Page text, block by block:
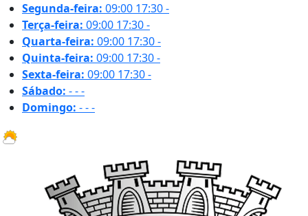
Segunda-feira: 09:00 17:30-
Terça-feira: 09:00 17:30-
Quarta-feira: 09:00 17:30-
Quinta-feira: 09:00 17:30-
Sexta-feira: 09:00 17:30-
Sábado: ---
Domingo: ---